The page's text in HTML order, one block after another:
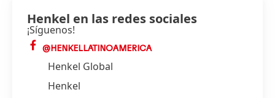
Henkel en las redes sociales
¡Síguenos!
@HENKELLATINOAMERICA
Henkel Global
Henkel